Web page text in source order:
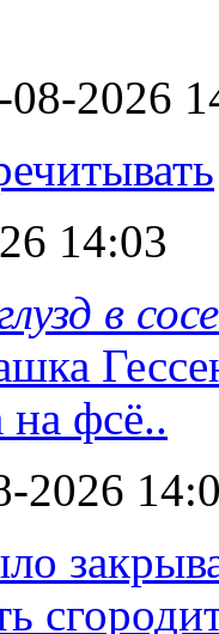
2026
14:03
в
на фсё..
2026